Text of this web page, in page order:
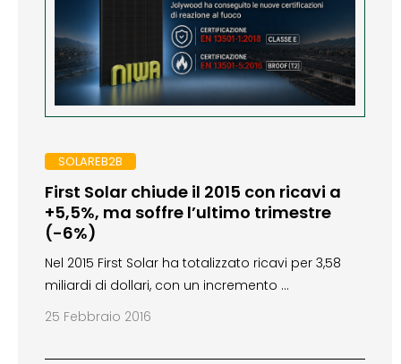
SOLAREB2B
First Solar chiude il 2015 con ricavi a
+5,5%, ma soffre l’ultimo trimestre
(-6%)
Nel 2015 First Solar ha totalizzato ricavi per 3,58
miliardi di dollari, con un incremento …
25 Febbraio 2016